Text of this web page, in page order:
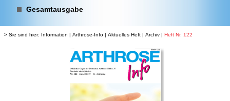
Gesamtausgabe
> Sie sind hier: Information | Arthrose-Info | Aktuelles Heft | Archiv | Heft Nr. 122